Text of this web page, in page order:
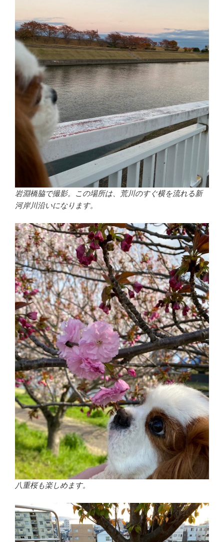
岩淵橋脇で撮影。この場所は、荒川のすぐ横を流れる新
河岸川沿いになります。
八重桜も楽しめます。